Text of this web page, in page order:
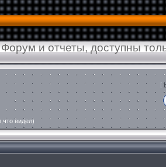
Форум и отчеты, доступны
[
видел)